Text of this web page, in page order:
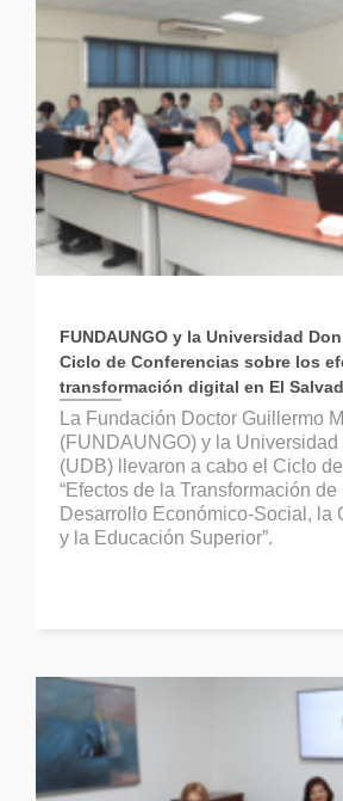
FUNDAUNGO y la Universidad
Ciclo de Conferencias sobre los
transformación digital en El
La Fundación Doctor Guillermo
(FUNDAUNGO) y la
(UDB) llevaron a cabo el Ciclo
“Efectos de la Transformación de
Desarrollo Económico-Social, la
y la Educación Superior”.